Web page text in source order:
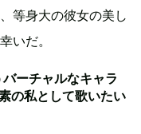
等身大の彼女の美し
いだ。
ーチャルなキャラ
の私として歌いたい